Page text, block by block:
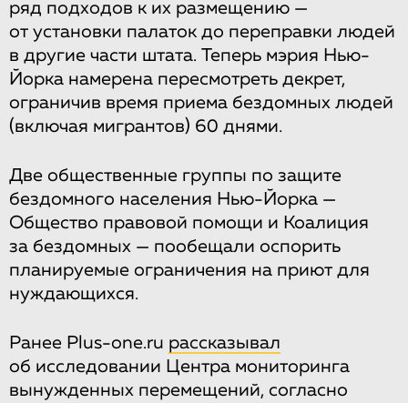
ряд подходов к их размещению —
от установки палаток до переправки людей
в другие части штата. Теперь мэрия Нью-
Йорка намерена пересмотреть декрет,
ограничив время приема бездомных людей
(включая мигрантов) 60 днями.
Две общественные группы по защите
бездомного населения Нью-Йорка —
Общество правовой помощи и Коалиция
за бездомных — пообещали оспорить
планируемые ограничения на приют для
нуждающихся.
Ранее Plus-one.ru рассказывал
об исследовании Центра мониторинга
вынужденных перемещений, согласно